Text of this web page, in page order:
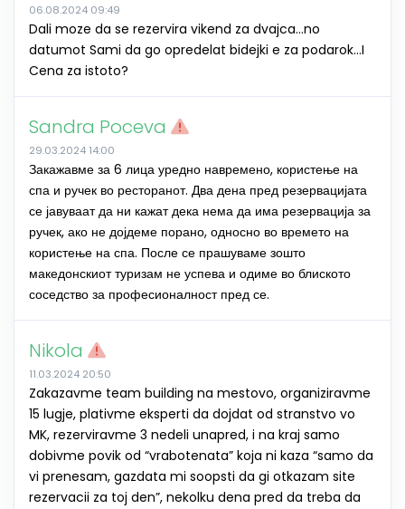
06.08.2024 09:49
Dali moze da se rezervira vikend za dvajca...no
datumot Sami da go opredelat bidejki e za podarok...I
Cena za istoto?
Sandra Poceva
29.03.2024 14:00
Закажавме за 6 лица уредно навремено, користење на
спа и ручек во ресторанот. Два дена пред резервацијата
се јавуваат да ни кажат дека нема да има резервација за
ручек, ако не дојдеме порано, односно во времето на
користење на спа. После се прашуваме зошто
македонскиот туризам не успева и одиме во блиското
соседство за професионалност пред се.
Nikola
11.03.2024 20:50
Zakazavme team building na mestovo, organiziravme
15 lugje, plativme eksperti da dojdat od stranstvo vo
MK, rezerviravme 3 nedeli unapred, i na kraj samo
dobivme povik od “vrabotenata” koja ni kaza “samo da
vi prenesam, gazdata mi soopsti da gi otkazam site
rezervacii za toj den”, nekolku dena pred da treba da